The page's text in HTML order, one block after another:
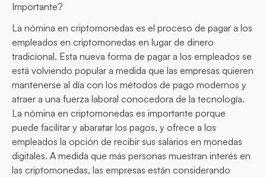
Importante?
La nómina en criptomonedas es el proceso de pagar a los
empleados en criptomonedas en lugar de dinero
tradicional. Esta nueva forma de pagar a los empleados se
está volviendo popular a medida que las empresas quieren
mantenerse al día con los métodos de pago modernos y
atraer a una fuerza laboral conocedora de la tecnología.
La nómina en criptomonedas es importante porque
puede facilitar y abaratar los pagos, y ofrece a los
empleados la opción de recibir sus salarios en monedas
digitales. A medida que más personas muestran interés en
las criptomonedas, las empresas están considerando